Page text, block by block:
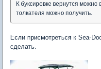
К буксировке вернутся
толкателя можно получить.
Если присмотреться к Sea-
сделать.